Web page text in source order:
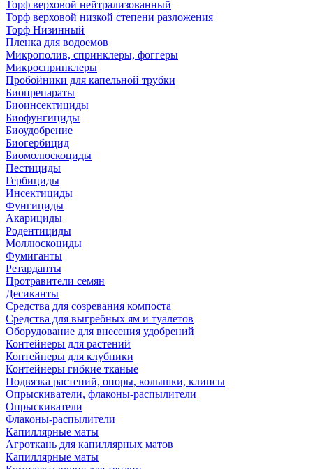
Торф верховой нейтрализованный
Торф верховой низкой степени разложения
Торф Низинный
Пленка для водоемов
Микрополив, спринклеры, фоггеры
Микроспринклеры
Пробойники для капельной трубки
Биопрепараты
Биоинсектициды
Биофунгициды
Биоудобрение
Биогербицид
Биомолюскоциды
Пестициды
Гербициды
Инсектициды
Фунгициды
Акарициды
Родентициды
Моллюскоциды
Фумиганты
Ретарданты
Протравители семян
Десиканты
Средства для созревания компоста
Средства для выгребных ям и туалетов
Оборудование для внесения удобрений
Контейнеры для растений
Контейнеры для клубники
Контейнеры гибкие тканые
Подвязка растений, опоры, колышки, клипсы
Опрыскиватели, флаконы-распылители
Опрыскиватели
Флаконы-распылители
Капиллярные маты
Агроткань для капиллярных матов
Капиллярные маты